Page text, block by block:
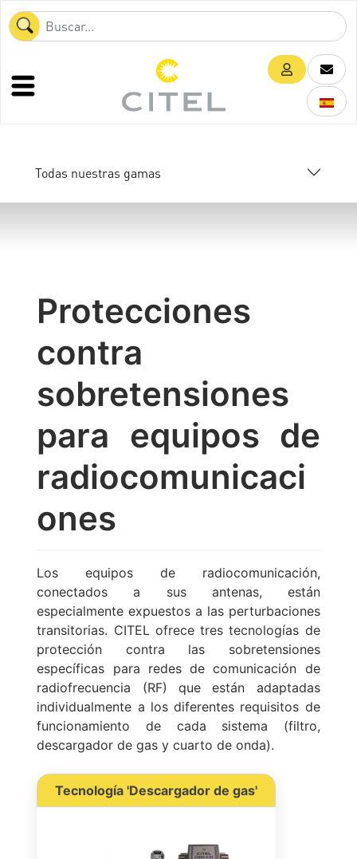
Todas nuestras gamas
Protecciones
contra
sobretensiones
para equipos de
radiocomunicaci
ones
Los equipos de radiocomunicación,
conectados a sus antenas, están
especialmente expuestos a las perturbaciones
transitorias. CITEL ofrece tres tecnologías de
protección contra las sobretensiones
específicas para redes de comunicación de
radiofrecuencia (RF) que están adaptadas
individualmente a los diferentes requisitos de
funcionamiento de cada sistema (filtro,
descargador de gas y cuarto de onda).
Tecnología 'Descargador de gas'